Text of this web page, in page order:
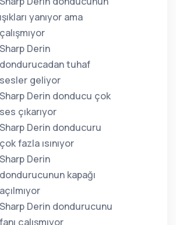
ışıkları yanıyor ama
çalışmıyor
Sharp Derin
dondurucadan tuhaf
sesler geliyor
Sharp Derin donducu çok
ses çıkarıyor
Sharp Derin donducuru
çok fazla ısınıyor
Sharp Derin
dondurucunun kapağı
açılmıyor
Sharp Derin dondurucunu
fanı çalışmıyor